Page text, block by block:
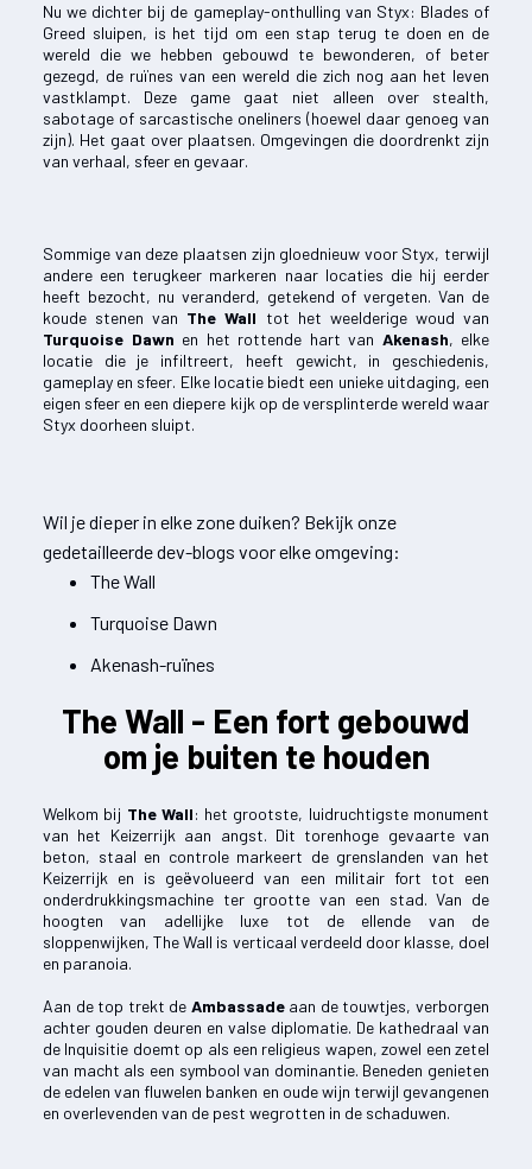
Nu we dichter bij de gameplay-onthulling van Styx: Blades of
Greed sluipen, is het tijd om een stap terug te doen en de
wereld die we hebben gebouwd te bewonderen, of beter
gezegd, de ruïnes van een wereld die zich nog aan het leven
vastklampt. Deze game gaat niet alleen over stealth,
sabotage of sarcastische oneliners (hoewel daar genoeg van
zijn). Het gaat over plaatsen. Omgevingen die doordrenkt zijn
van verhaal, sfeer en gevaar.
Sommige van deze plaatsen zijn gloednieuw voor Styx, terwijl
andere een terugkeer markeren naar locaties die hij eerder
heeft bezocht, nu veranderd, getekend of vergeten. Van de
koude stenen van The Wall tot het weelderige woud van
Turquoise Dawn en het rottende hart van Akenash, elke
locatie die je infiltreert, heeft gewicht, in geschiedenis,
gameplay en sfeer. Elke locatie biedt een unieke uitdaging, een
eigen sfeer en een diepere kijk op de versplinterde wereld waar
Styx doorheen sluipt.
Wil je dieper in elke zone duiken? Bekijk onze
gedetailleerde dev-blogs voor elke omgeving:
The Wall
Turquoise Dawn
Akenash-ruïnes
The Wall - Een fort gebouwd
om je buiten te houden
Welkom bij The Wall: het grootste, luidruchtigste monument
van het Keizerrijk aan angst. Dit torenhoge gevaarte van
beton, staal en controle markeert de grenslanden van het
Keizerrijk en is geëvolueerd van een militair fort tot een
onderdrukkingsmachine ter grootte van een stad. Van de
hoogten van adellijke luxe tot de ellende van de
sloppenwijken, The Wall is verticaal verdeeld door klasse, doel
en paranoia.
Aan de top trekt de Ambassadeaan de touwtjes, verborgen
achter gouden deuren en valse diplomatie. De kathedraal van
de Inquisitie doemt op als een religieus wapen, zowel een zetel
van macht als een symbool van dominantie. Beneden genieten
de edelen van fluwelen banken en oude wijn terwijl gevangenen
en overlevenden van de pest wegrotten in de schaduwen.